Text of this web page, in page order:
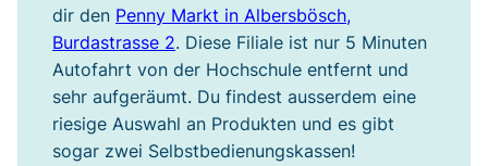
dir den Penny Markt in Albersbösch,
Burdastrasse 2. Diese Filiale ist nur 5 Minuten
Autofahrt von der Hochschule entfernt und
sehr aufgeräumt. Du findest ausserdem eine
riesige Auswahl an Produkten und es gibt
sogar zwei Selbstbedienungskassen!